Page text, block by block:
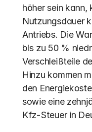
höher sein kann,
Nutzungsdauer
Antriebs. Die
bis zu 50 %
Verschleißteile
Hinzu kommen
den
sowie eine
Kfz-Steuer in